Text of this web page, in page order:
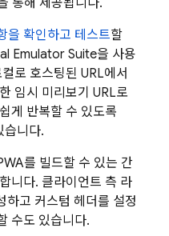
통해 제공됩니다.
을 확인하고 테스트할
Emulator Suite을 사용
로 호스팅된 URL에서
임시 미리보기 URL로
게 반복할 수 있도록
습니다.
를 빌드할 수 있는 간
니다. 클라이언트 측 라
하고 커스텀 헤더를 설정
수도 있습니다.